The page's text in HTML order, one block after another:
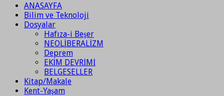
ANASAYFA
Bilim ve Teknoloji
Dosyalar
Hafıza-i Beşer
NEOLİBERALİZM
Deprem
EKİM DEVRİMİ
BELGESELLER
Kitap/Makale
Kent-Yaşam